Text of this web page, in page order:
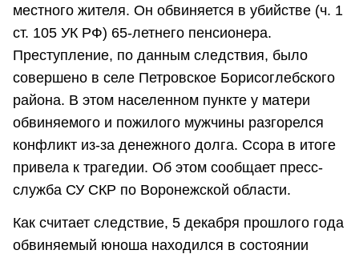
местного жителя. Он обвиняется в убийстве (ч. 1
ст. 105 УК РФ) 65-летнего пенсионера.
Преступление, по данным следствия, было
совершено в селе Петровское Борисоглебского
района. В этом населенном пункте у матери
обвиняемого и пожилого мужчины разгорелся
конфликт из-за денежного долга. Ссора в итоге
привела к трагедии. Об этом сообщает пресс-
служба СУ СКР по Воронежской области.
Как считает следствие, 5 декабря прошлого года
обвиняемый юноша находился в состоянии